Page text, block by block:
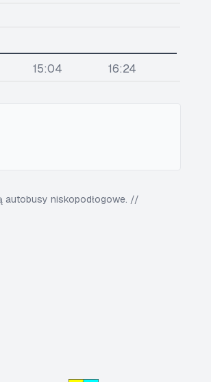
15:04 16:24
autobusy niskopodłogowe. //